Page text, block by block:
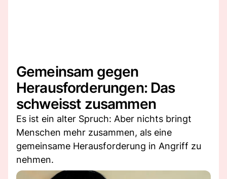
Gemeinsam gegen
Herausforderungen: Das
schweisst zusammen
Es ist ein alter Spruch: Aber nichts bringt
Menschen mehr zusammen, als eine
gemeinsame Herausforderung in Angriff zu
nehmen.